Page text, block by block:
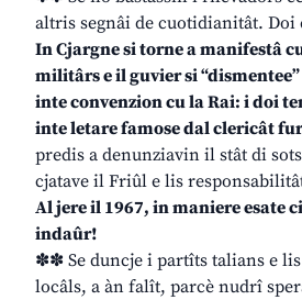
altris segnâi de cuotidianitât. Doi
In Cjargne si torne a manifestâ
militârs e il guvier si
inte convenzion cu la Rai: i doi
inte letare famose dal clericât
predis a denunziavin il stât di
cjatave il Friûl e lis
Al jere il 1967, in maniere esate
indaûr!
✽✽ Se duncje i partîts talians e
locâls, a àn falît, parcè nudrî